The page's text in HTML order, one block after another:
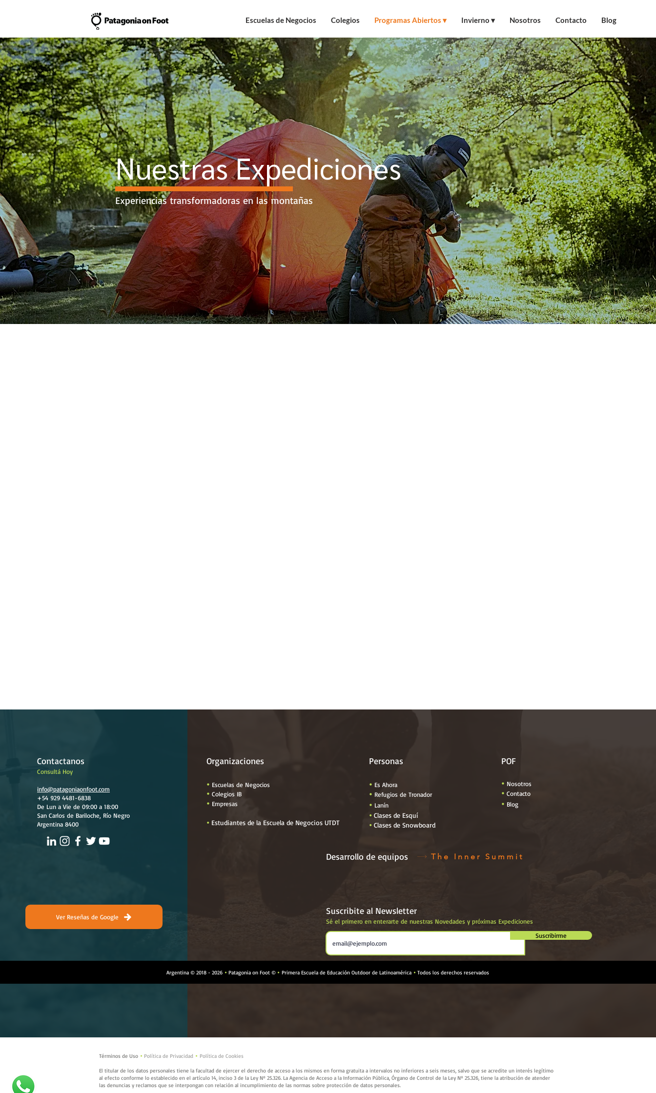
Escuelas de Negocios Colegios Programas Abiertos ▾ Invierno ▾ Nosotros Contacto Blog
Nuestras Expediciones
Experiencias transformadoras en las montañas
Contactanos
Consultá Hoy
info@patagoniaonfoot.com
+54 929 4481-6838
De Lun a Vie de 09:00 a 18:00
San Carlos de Bariloche, Río Negro
Argentina 8400
Ver Reseñas de Google
Organizaciones
 Escuelas de Negocios
 Colegios IB
 Empresas
 Estudiantes de la Escuela de Negocios UTDT
Personas
 Es Ahora
 Refugios de Tronador
 Lanín
 Clases de Esquí
 Clases de Snowboard
POF
 Nosotros
 Contacto
 Blog
Desarrollo de equipos The Inner Summit
Suscribite al Newsletter
Sé el primero en enterarte de nuestras Novedades y próximas Expediciones
Suscribirme
Argentina © 2018 - 2026  Patagonia on Foot ©  Primera Escuela de Educación Outdoor de Latinoamérica  Todos los derechos reservados
Términos de Uso  Política de Privacidad  Política de Cookies
El titular de los datos personales tiene la facultad de ejercer el derecho de acceso a los mismos en forma gratuita a intervalos no inferiores a seis meses, salvo que se acredite un interés legítimo
al efecto conforme lo establecido en el artículo 14, inciso 3 de la Ley Nº 25.326. La Agencia de Acceso a la Información Pública, Órgano de Control de la Ley Nº 25.326, tiene la atribución de atender
las denuncias y reclamos que se interpongan con relación al incumplimiento de las normas sobre protección de datos personales.